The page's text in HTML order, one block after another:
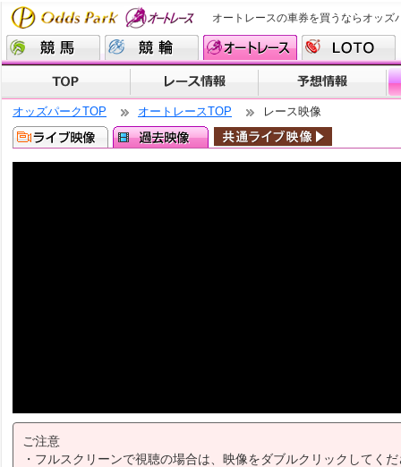
オートレースの車券を買うならオッズ
オッズパークTOP オートレースTOP レース映像
ご注意
・フルスクリーンで視聴の場合は、映像をダブルクリックしてく